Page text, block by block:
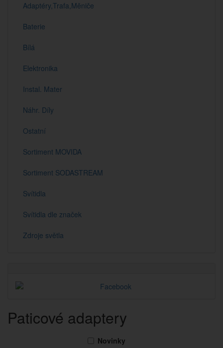
Adaptéry,Trafa,Měniče
Baterie
Bílá
Elektronika
Instal. Mater
Náhr. Díly
Ostatní
Sortiment MOVIDA
Sortiment SODASTREAM
Svítidla
Svítidla dle značek
Zdroje světla
Paticové adaptery
Novinky